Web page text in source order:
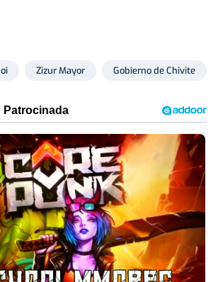
Zizur Mayor Gobierno de Chivite